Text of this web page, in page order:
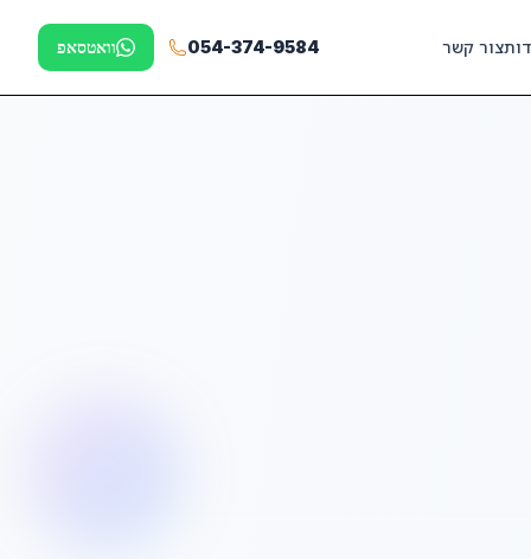
צור קשר 054-374-9584 וואטסאפ